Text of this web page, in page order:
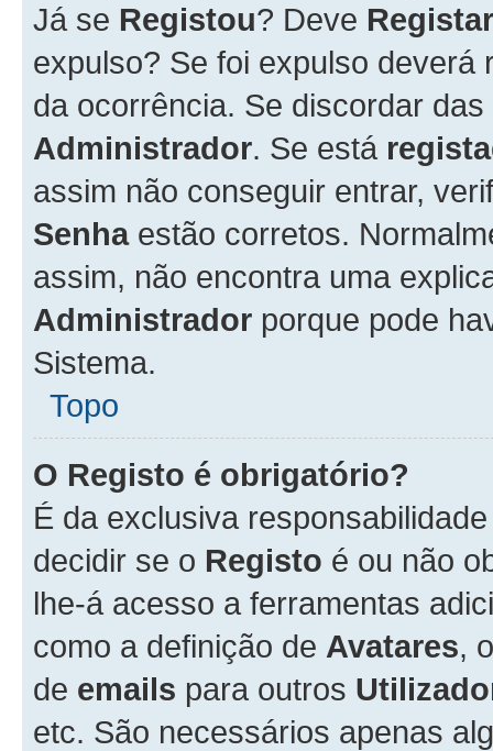
Já se Registou? Deve
expulso? Se foi expulso
da ocorrência. Se discordar
Administrador. Se está
assim não conseguir entrar,
Senhaestão corretos.
assim, não encontra uma
Administrador porque pode
Sistema.
Topo
O Registo é obrigatório?
É da exclusiva
decidir se o Registo é ou não
lhe-á acesso a ferramentas
como a definição de Avatares,
de emails para outros
etc. São necessários apenas